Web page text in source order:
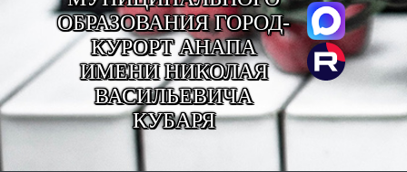
ОБРАЗОВАНИЯ ГОРОД-
КУРОРТ АНАПА
ИМЕНИ НИКОЛАЯ
ВАСИЛЬЕВИЧА
КУБАРЯ